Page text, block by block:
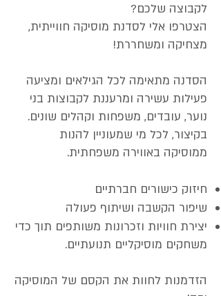
לקבוצה שלכם?
הצטרפו אלי לסדנת מוסיקה חווייתית,
מצחיקה ומשחררת!
הסדנה מתאימה לכל הגילאים ומציעה
פעילות עשירה ומרעננת לקבוצות בני
נוער, עובדים, משפחות וקהלים שונים.
בקיצור, לכל מי שמעוניין להנות
ממוסיקה באווירה משפחתית.
חיזוק כישורים חברתיים
שיפור הקשבה ושיתוף פעולה
יצירת חוויות וזכרונות משותפים תוך כדי
משחקים מוסיקליים תנועתיים.
הזדמנות לחוות את הקסם של המוסיקה